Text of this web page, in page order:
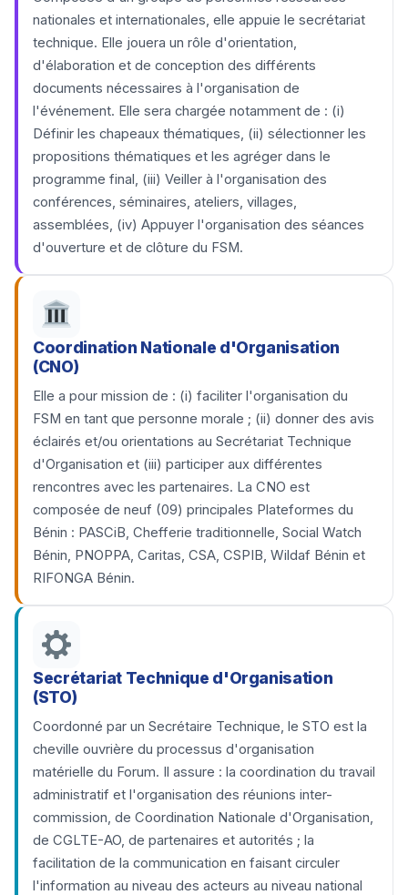
nationales et internationales, elle appuie le secrétariat
technique. Elle jouera un rôle d'orientation,
d'élaboration et de conception des différents
documents nécessaires à l'organisation de
l'événement. Elle sera chargée notamment de : (i)
Définir les chapeaux thématiques, (ii) sélectionner les
propositions thématiques et les agréger dans le
programme final, (iii) Veiller à l'organisation des
conférences, séminaires, ateliers, villages,
assemblées, (iv) Appuyer l'organisation des séances
d'ouverture et de clôture du FSM.
Coordination Nationale d'Organisation
(CNO)
Elle a pour mission de : (i) faciliter l'organisation du
FSM en tant que personne morale ; (ii) donner des avis
éclairés et/ou orientations au Secrétariat Technique
d'Organisation et (iii) participer aux différentes
rencontres avec les partenaires. La CNO est
composée de neuf (09) principales Plateformes du
Bénin : PASCiB, Chefferie traditionnelle, Social Watch
Bénin, PNOPPA, Caritas, CSA, CSPIB, Wildaf Bénin et
RIFONGA Bénin.
Secrétariat Technique d'Organisation
(STO)
Coordonné par un Secrétaire Technique, le STO est la
cheville ouvrière du processus d'organisation
matérielle du Forum. Il assure : la coordination du travail
administratif et l'organisation des réunions inter-
commission, de Coordination Nationale d'Organisation,
de CGLTE-AO, de partenaires et autorités ; la
facilitation de la communication en faisant circuler
l'information au niveau des acteurs au niveau national